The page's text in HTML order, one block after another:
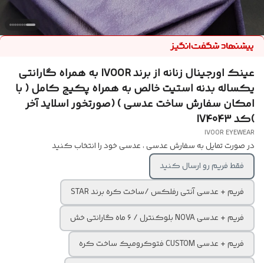
عینک اورجینال زنانه از برند IVOOR به همراه گارانتی
یکساله بدنه استیت خالص به همراه پکیج کامل ( با
امکان سفارش ساخت عدسی ) (صورتخور اسلاید آخر
)کد IV4043
IVOOR EYEWEAR
در صورت تمایل به سفارش عدسی ، عدسی خود را انتخاب کنید
فقط فریم رو ارسال کنید
فریم + عدسی آنتی رفلکس /ساخت کره برند STAR
فریم + عدسی NOVA بلوکنترل / ۶ ماه گارانتی خش
فریم + عدسی CUSTOM فتوکرومیک ساخت کره